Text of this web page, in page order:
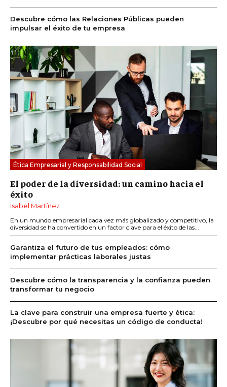
Descubre cómo las Relaciones Públicas pueden
impulsar el éxito de tu empresa
Ética Empresarial y Responsabilidad Social
El poder de la diversidad: un camino hacia el
éxito
Isabel Martínez
En un mundo empresarial cada vez más globalizado y competitivo, la
diversidad se ha convertido en un factor clave para el éxito de las...
Garantiza el futuro de tus empleados: cómo
implementar prácticas laborales justas
Descubre cómo la transparencia y la confianza pueden
transformar tu negocio
La clave para construir una empresa fuerte y ética:
¡Descubre por qué necesitas un código de conducta!